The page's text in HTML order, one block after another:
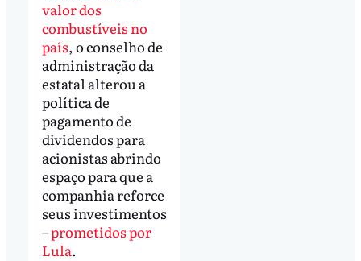
valor dos
combustíveis no
país, o conselho de
administração da
estatal alterou a
política de
pagamento de
dividendos para
acionistas abrindo
espaço para que a
companhia reforce
seus investimentos
–prometidos por
Lula.